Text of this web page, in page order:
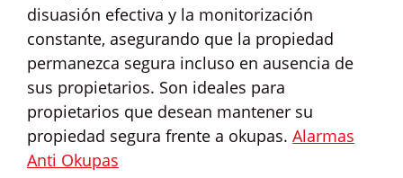
disuasión efectiva y la monitorización
constante, asegurando que la propiedad
permanezca segura incluso en ausencia de
sus propietarios. Son ideales para
propietarios que desean mantener su
propiedad segura frente a okupas. Alarmas
Anti Okupas